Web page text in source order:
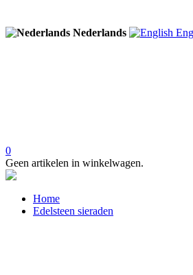
Nederlands
0
Geen artikelen in winkelwagen.
Home
Edelsteen sieraden